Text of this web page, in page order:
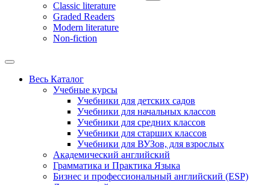
Classic literature
Graded Readers
Modern literature
Non-fiction
Весь Каталог
Учебные курсы
Учебники для детских садов
Учебники для начальных классов
Учебники для средних классов
Учебники для старших классов
Учебники для ВУЗов, для взрослых
Академический английский
Грамматика и Практика Языка
Бизнес и профессиональный английский (ESP)